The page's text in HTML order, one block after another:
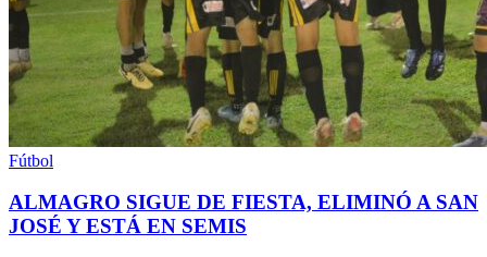
Fútbol
ALMAGRO SIGUE DE FIESTA, ELIMINÓ A SAN
JOSÉ Y ESTÁ EN SEMIS